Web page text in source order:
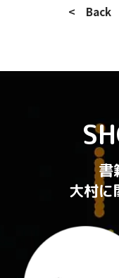
< Back
書
大村に